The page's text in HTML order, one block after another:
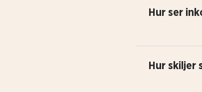
Hur ser
Hur skiljer